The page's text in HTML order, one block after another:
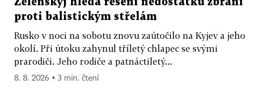
proti balistickým střelám
Rusko v noci na sobotu znovu zaútočilo na Kyjev a jeho
okolí. Při útoku zahynul tříletý chlapec se svými
prarodiči. Jeho rodiče a patnáctiletý...
8. 8. 2026 ▪ 3 min. čtení